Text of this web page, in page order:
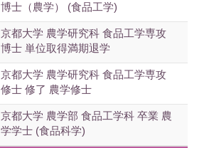
博士（農学） (食品工学)
京都大学 農学研究科 食品工学専攻
博士 単位取得満期退学
京都大学 農学研究科 食品工学専攻
修士 修了 農学修士
京都大学 農学部 食品工学科 卒業 農
学学士 (食品科学)